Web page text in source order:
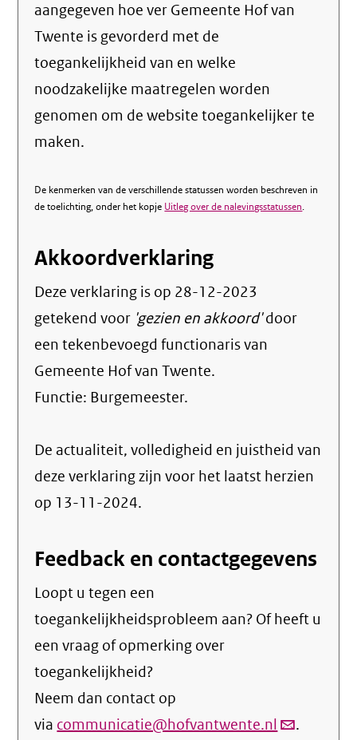
aangegeven hoe ver Gemeente Hof van
Twente is gevorderd met de
toegankelijkheid van en welke
noodzakelijke maatregelen worden
genomen om de website toegankelijker te
maken.
De kenmerken van de verschillende statussen worden beschreven in
de toelichting, onder het kopje Uitleg over de nalevingsstatussen.
Akkoordverklaring
Deze verklaring is op 28-12-2023
getekend voor 'gezien en akkoord'door
een tekenbevoegd functionaris van
Gemeente Hof van Twente.
Functie: Burgemeester.
De actualiteit, volledigheid en juistheid van
deze verklaring zijn voor het laatst herzien
op 13-11-2024.
Feedback en contactgegevens
Loopt u tegen een
toegankelijkheidsprobleem aan? Of heeft u
een vraag of opmerking over
toegankelijkheid?
Neem dan contact op
via communicatie@hofvantwente.nl (link.